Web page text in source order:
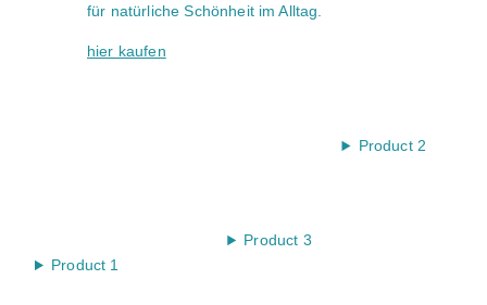
für natürliche Schönheit im Alltag.
hier kaufen
Product 2
Product 3
Product 1